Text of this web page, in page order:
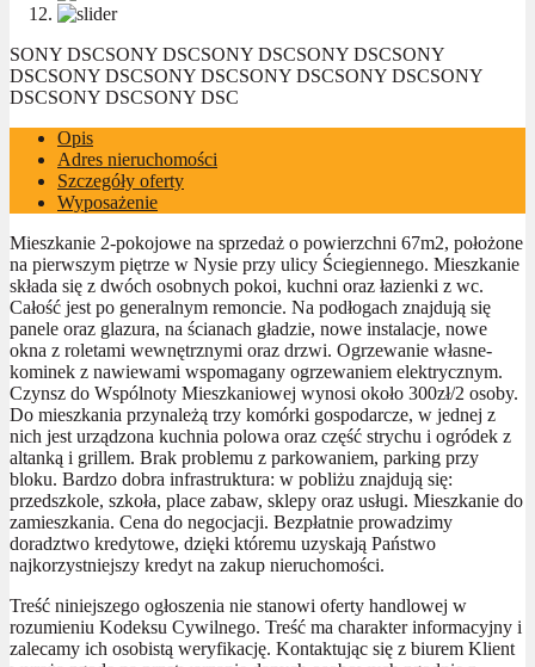
SONY DSCSONY DSCSONY DSCSONY DSCSONY
DSCSONY DSCSONY DSCSONY DSCSONY DSCSONY
DSCSONY DSCSONY DSC
Opis
Adres nieruchomości
Szczegóły oferty
Wyposażenie
Mieszkanie 2-pokojowe na sprzedaż o powierzchni 67m2, położone
na pierwszym piętrze w Nysie przy ulicy Ściegiennego. Mieszkanie
składa się z dwóch osobnych pokoi, kuchni oraz łazienki z wc.
Całość jest po generalnym remoncie. Na podłogach znajdują się
panele oraz glazura, na ścianach gładzie, nowe instalacje, nowe
okna z roletami wewnętrznymi oraz drzwi. Ogrzewanie własne-
kominek z nawiewami wspomagany ogrzewaniem elektrycznym.
Czynsz do Wspólnoty Mieszkaniowej wynosi około 300zł/2 osoby.
Do mieszkania przynależą trzy komórki gospodarcze, w jednej z
nich jest urządzona kuchnia polowa oraz część strychu i ogródek z
altanką i grillem. Brak problemu z parkowaniem, parking przy
bloku. Bardzo dobra infrastruktura: w pobliżu znajdują się:
przedszkole, szkoła, place zabaw, sklepy oraz usługi. Mieszkanie do
zamieszkania. Cena do negocjacji. Bezpłatnie prowadzimy
doradztwo kredytowe, dzięki któremu uzyskają Państwo
najkorzystniejszy kredyt na zakup nieruchomości.
Treść niniejszego ogłoszenia nie stanowi oferty handlowej w
rozumieniu Kodeksu Cywilnego. Treść ma charakter informacyjny i
zalecamy ich osobistą weryfikację. Kontaktując się z biurem Klient